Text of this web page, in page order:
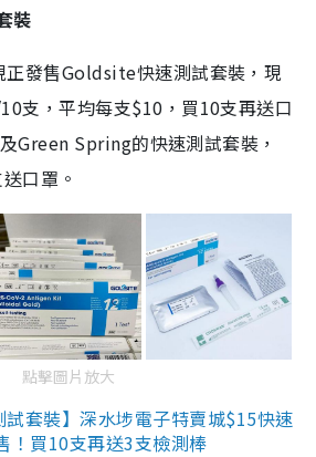
裝
正發售Goldsite快速測試套裝，現
支，平均每支$10，買10支再送口
Green Spring的快速測試套裝，
口罩。
點擊圖片放大
套裝】深水埗電子特賣城$15快速
！買10支再送3支檢測棒